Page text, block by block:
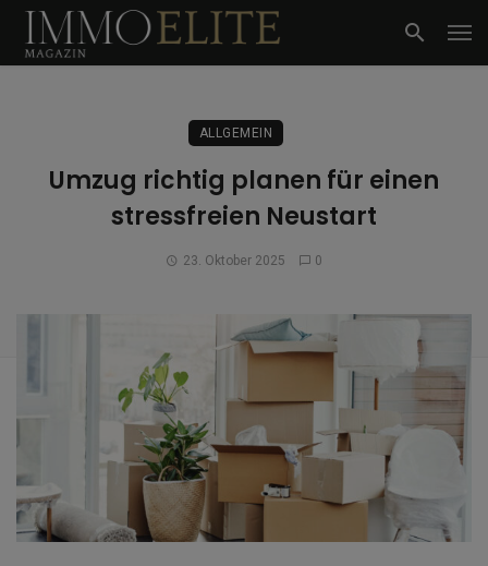
ALLGEMEIN
Umzug richtig planen für einen
stressfreien Neustart
23. Oktober 2025 0